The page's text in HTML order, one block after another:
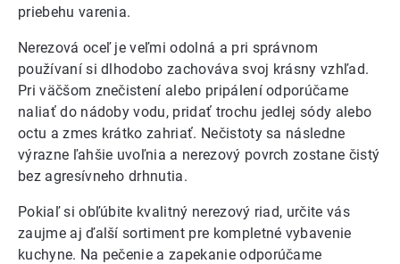
priebehu varenia.
Nerezová oceľ je veľmi odolná a pri správnom
používaní si dlhodobo zachováva svoj krásny vzhľad.
Pri väčšom znečistení alebo pripálení odporúčame
naliať do nádoby vodu, pridať trochu jedlej sódy alebo
octu a zmes krátko zahriať. Nečistoty sa následne
výrazne ľahšie uvoľnia a nerezový povrch zostane čistý
bez agresívneho drhnutia.
Pokiaľ si obľúbite kvalitný nerezový riad, určite vás
zaujme aj ďalší sortiment pre kompletné vybavenie
kuchyne. Na pečenie a zapekanie odporúčame